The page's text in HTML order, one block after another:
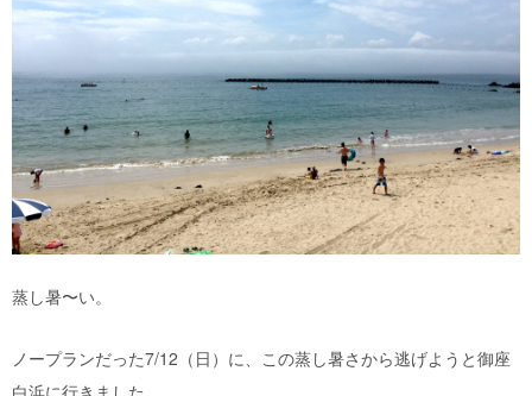
蒸し暑〜い。
ノープランだった7/12（日）に、この蒸し暑さから逃げようと御座
白浜に行きました。